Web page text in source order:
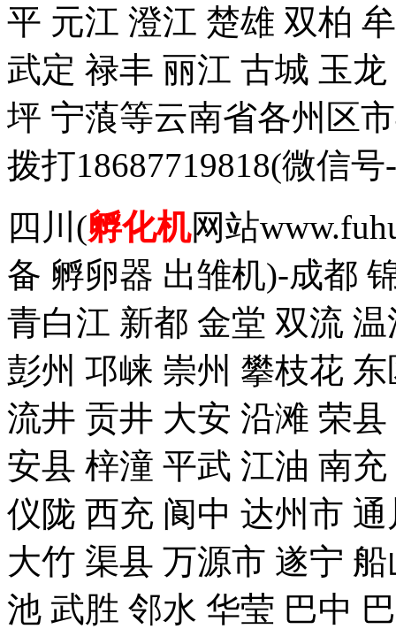
平 元江 澄江 楚雄 双柏
武定 禄丰 丽江 古城 玉
坪 宁蒗等云南省各州区
拨打18687719818(微信
四川(孵化机网站
备 孵卵器 出雏机)-成都
青白江 新都 金堂 双流
彭州 邛崃 崇州 攀枝花
流井 贡井 大安 沿滩 荣
安县 梓潼 平武 江油 南
仪陇 西充 阆中 达州市
大竹 渠县 万源市 遂宁
池 武胜 邻水 华莹 巴中